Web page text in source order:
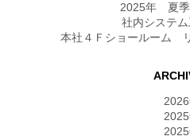
2025年 夏季
社内システ
本社４Ｆショールーム